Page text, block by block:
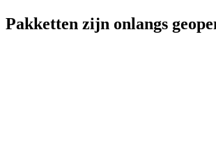
Pakketten zijn onlangs